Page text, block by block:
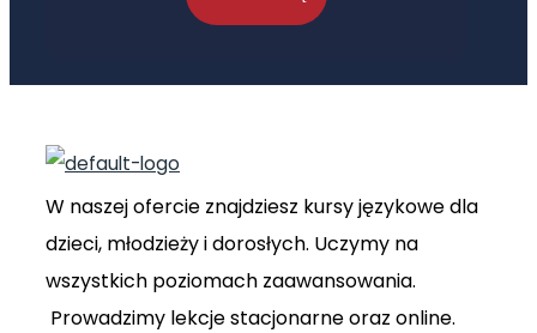
W naszej ofercie znajdziesz kursy językowe dla
dzieci, młodzieży i dorosłych. Uczymy na
wszystkich poziomach zaawansowania.
Prowadzimy lekcje stacjonarne oraz online.